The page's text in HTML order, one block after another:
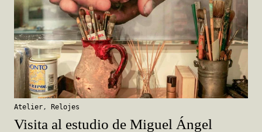
Atelier , Relojes
Visita al estudio de Miguel Ángel